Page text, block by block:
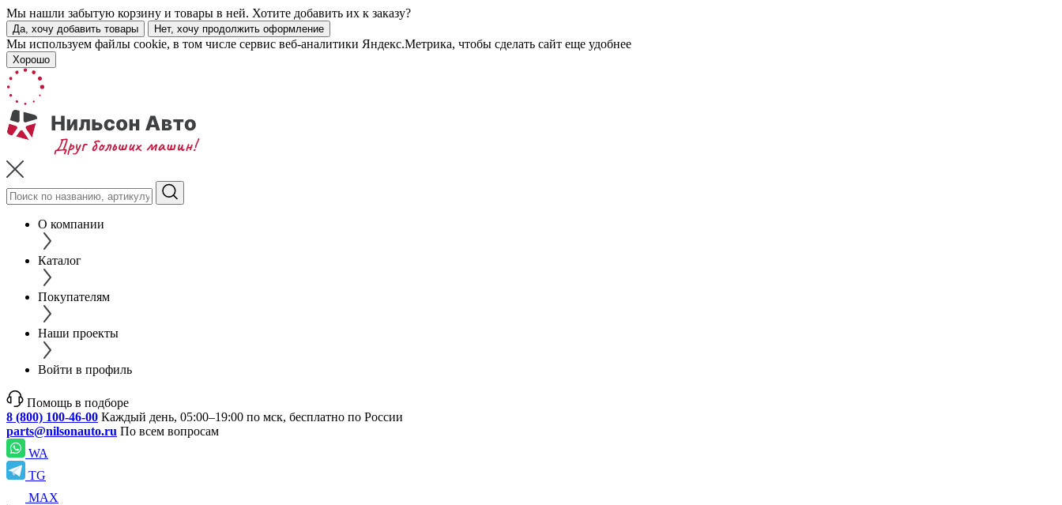
Мы нашли забытую корзину и товары в ней. Хотите добавить их к заказу?
Да, хочу добавить товары Нет, хочу продолжить оформление
Мы используем файлы cookie, в том числе сервис веб-аналитики Яндекс.Метрика, чтобы сделать сайт еще удобнее
Хорошо
О компании
Каталог
Покупателям
Наши проекты
Войти в профиль
Помощь в подборе
8 (800) 100-46-00 Каждый день, 05:00–19:00 по мск, бесплатно по России
parts@nilsonauto.ru По всем вопросам
WA
TG
MAX